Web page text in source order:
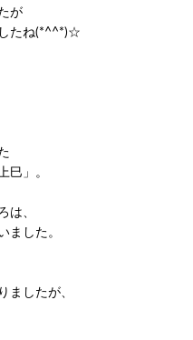
が
たね(*^^*)☆
巳」。
は、
ました。
ましたが、